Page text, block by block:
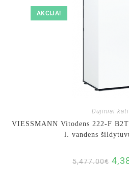
AKCIJA!
Dujiniai
VIESSMANN Vitodens 222-F
l. vandens
5,477.00€